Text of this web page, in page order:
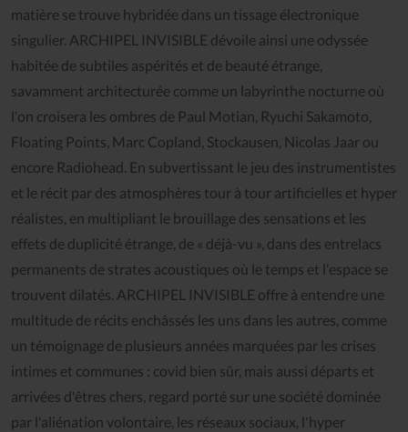
matière se trouve hybridée dans un tissage électronique
singulier. ARCHIPEL INVISIBLE dévoile ainsi une odyssée
habitée de subtiles aspérités et de beauté étrange,
savamment architecturée comme un labyrinthe nocturne où
l'on croisera les ombres de Paul Motian, Ryuchi Sakamoto,
Floating Points, Marc Copland, Stockausen, Nicolas Jaar ou
encore Radiohead. En subvertissant le jeu des instrumentistes
et le récit par des atmosphères tour à tour artificielles et hyper
réalistes, en multipliant le brouillage des sensations et les
effets de duplicité étrange, de « déjà-vu », dans des entrelacs
permanents de strates acoustiques où le temps et l'espace se
trouvent dilatés. ARCHIPEL INVISIBLE offre à entendre une
multitude de récits enchâssés les uns dans les autres, comme
un témoignage de plusieurs années marquées par les crises
intimes et communes : covid bien sûr, mais aussi départs et
arrivées d'êtres chers, regard porté sur une société dominée
par l'aliénation volontaire, les réseaux sociaux, l'hyper